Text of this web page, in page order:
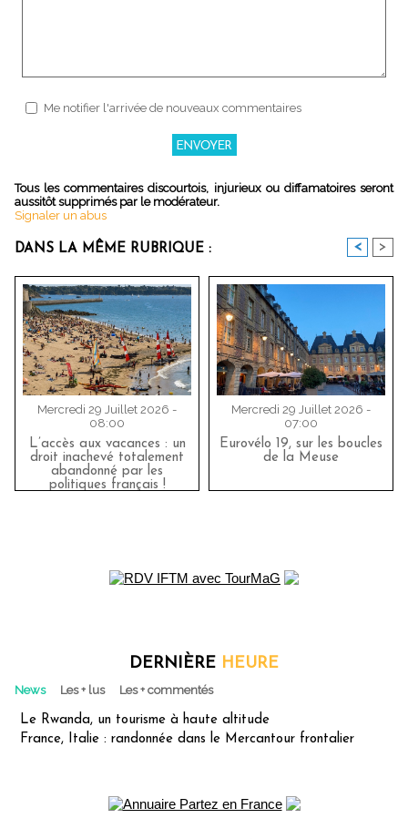
Me notifier l'arrivée de nouveaux commentaires
Tous les commentaires discourtois, injurieux ou diffamatoires seront
aussitôt supprimés par le modérateur.
Signaler un abus
DANS LA MÊME RUBRIQUE : < >
Mercredi 29 Juillet 2026 -
08:00
L’accès aux vacances : un
droit inachevé totalement
abandonné par les
politiques français !
Mercredi 29 Juillet 2026 -
07:00
Eurovélo 19, sur les boucles
de la Meuse
DERNIÈRE HEURE
News Les + lus Les + commentés
Le Rwanda, un tourisme à haute altitude
France, Italie : randonnée dans le Mercantour frontalier